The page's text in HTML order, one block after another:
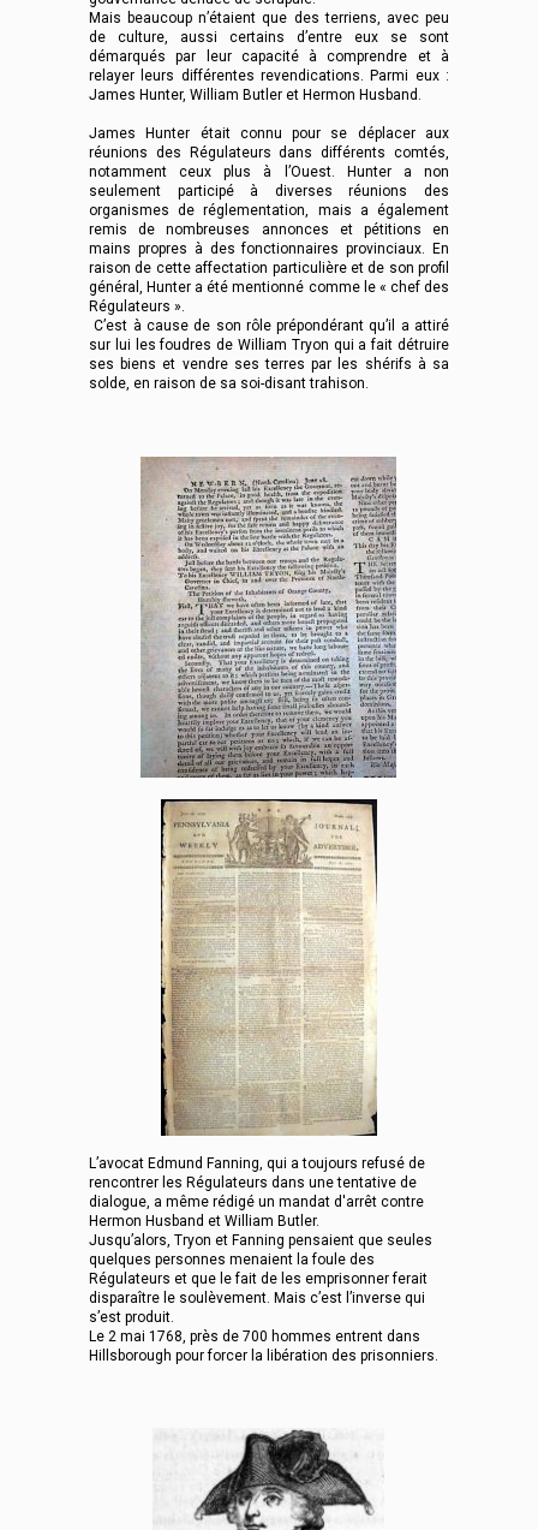
Mais beaucoup n’étaient que des terriens, avec peu
de culture, aussi certains d’entre eux se sont
démarqués par leur capacité à comprendre et à
relayer leurs différentes revendications. Parmi eux :
James Hunter, William Butler et Hermon Husband.
James Hunter était connu pour se déplacer aux
réunions des Régulateurs dans différents comtés,
notamment ceux plus à l’Ouest. Hunter a non
seulement participé à diverses réunions des
organismes de réglementation, mais a également
remis de nombreuses annonces et pétitions en
mains propres à des fonctionnaires provinciaux. En
raison de cette affectation particulière et de son profil
général, Hunter a été mentionné comme le « chef des
Régulateurs ».
C’est à cause de son rôle prépondérant qu’il a attiré
sur lui les foudres de William Tryon qui a fait détruire
ses biens et vendre ses terres par les shérifs à sa
solde, en raison de sa soi-disant trahison.
L’avocat Edmund Fanning, qui a toujours refusé de
rencontrer les Régulateurs dans une tentative de
dialogue, a même rédigé un mandat d'arrêt contre
Hermon Husband et William Butler.
Jusqu’alors, Tryon et Fanning pensaient que seules
quelques personnes menaient la foule des
Régulateurs et que le fait de les emprisonner ferait
disparaître le soulèvement. Mais c’est l’inverse qui
s’est produit.
Le 2 mai 1768, près de 700 hommes entrent dans
Hillsborough pour forcer la libération des prisonniers.